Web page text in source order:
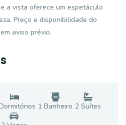
a vista oferece um espetáculo
Preço e disponibilidade do
aviso prévio.
s 1 Banheiro 2 Suítes